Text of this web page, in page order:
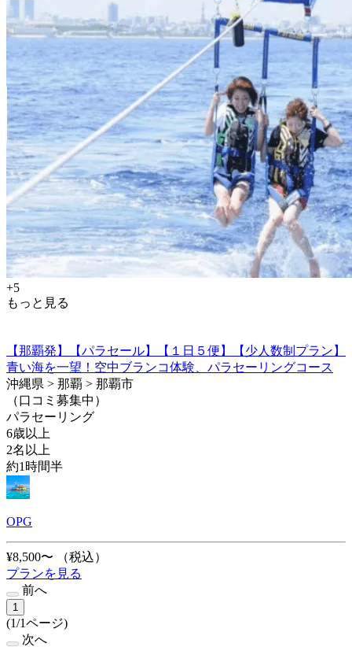
+5
もっと見る
【那覇発】【パラセール】【１日５便】【少人数制プラン】
青い海を一望！空中ブランコ体験、パラセーリングコース
沖縄県 > 那覇 > 那覇市
（口コミ募集中）
パラセーリング
6歳以上
2名以上
約1時間半
OPG
¥8,500〜
（税込）
プランを見る
前へ
1
(1/1ページ)
次へ